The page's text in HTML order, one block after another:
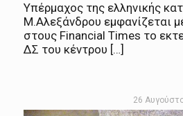
Υπέρμαχος της ελληνικής
Μ.Αλεξάνδρου εμφανίζεται
στους Financial Times το
ΔΣ του κέντρου […]
26